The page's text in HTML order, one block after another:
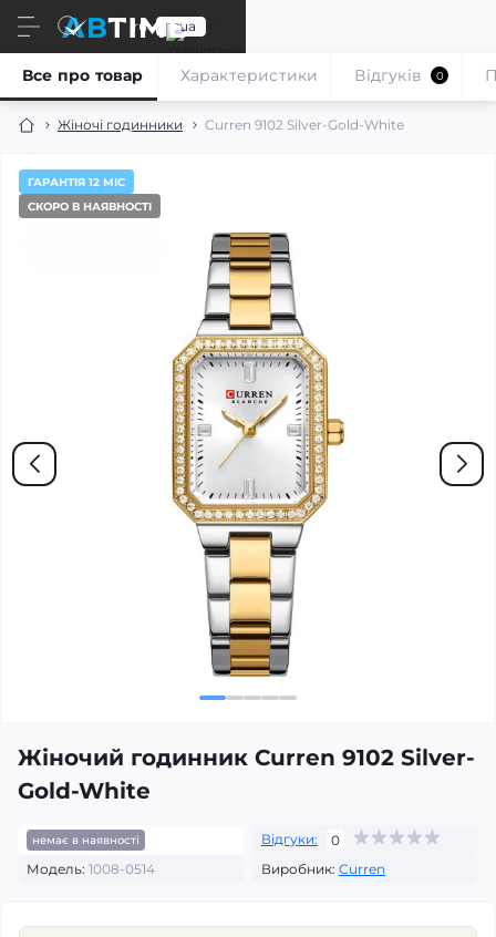
ru ua
Жіночі годинники Curren 9102 Silver-Gold-White
Все про товар Характеристики Відгуків 0
ГАРАНТІЯ 12 МІС
СКОРО В НАЯВНОСТІ
Жіночий годинник Curren 9102 Silver-
Gold-White
немає в наявності Відгуки:
0
Модель: 1008-0514 Виробник: Curren